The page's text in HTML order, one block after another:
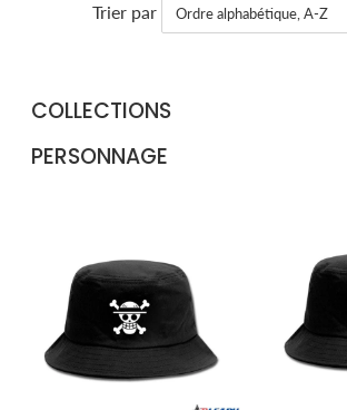
Trier par
COLLECTIONS
PERSONNAGE